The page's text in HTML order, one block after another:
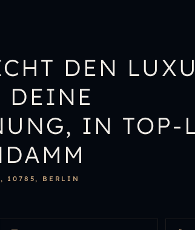
DEN
DEINE
IN TOP-
10785, BERLIN